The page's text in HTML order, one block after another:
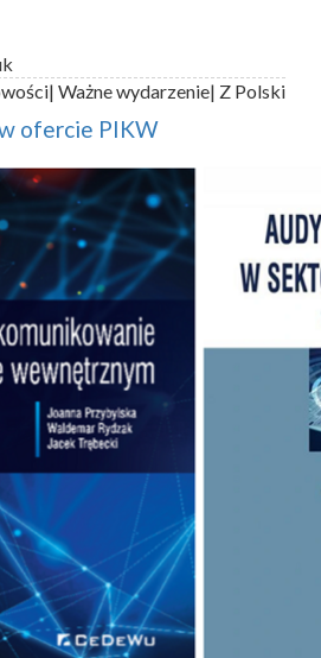
| Ważne wydarzenie| Z Polski
ofercie PIKW